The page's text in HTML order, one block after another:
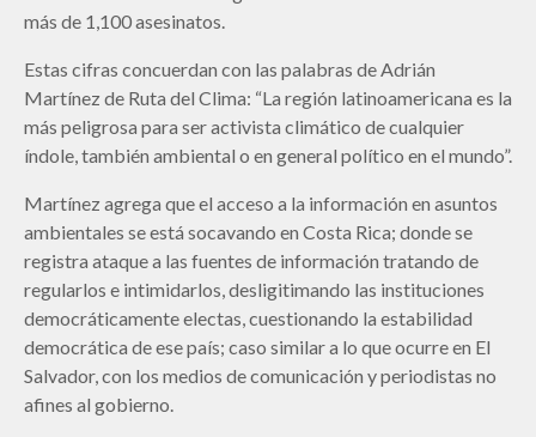
más de 1,100 asesinatos.
Estas cifras concuerdan con las palabras de Adrián
Martínez de Ruta del Clima: “La región latinoamericana es la
más peligrosa para ser activista climático de cualquier
índole, también ambiental o en general político en el mundo”.
Martínez agrega que el acceso a la información en asuntos
ambientales se está socavando en Costa Rica; donde se
registra ataque a las fuentes de información tratando de
regularlos e intimidarlos, desligitimando las instituciones
democráticamente electas, cuestionando la estabilidad
democrática de ese país; caso similar a lo que ocurre en El
Salvador, con los medios de comunicación y periodistas no
afines al gobierno.